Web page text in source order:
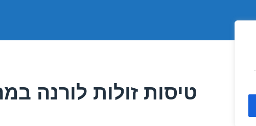
טיסות זולות לורנה במרץ 19/03/